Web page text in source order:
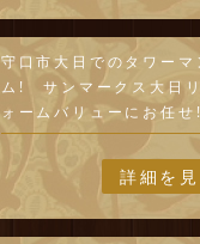
守口市大日でのタワーマ
ム! サンマークス大日
ォームバリューにお任せ!
詳細を見